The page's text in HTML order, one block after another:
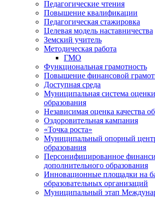
Педагогические чтения
Повышение квалификации
Педагогическая стажировка
Целевая модель наставничества
Земский учитель
Методическая работа
ГМО
Функциональная грамотность
Повышение финансовой
Доступная среда
Муниципальная система оценки
образования
Независимая оценка качества
Оздоровительная кампания
«Точка роста»
Муниципальный опорный
образования
Персонифицированное
дополнительного образования
Инновационные площадки на
образовательных организаций
Муниципальный этап